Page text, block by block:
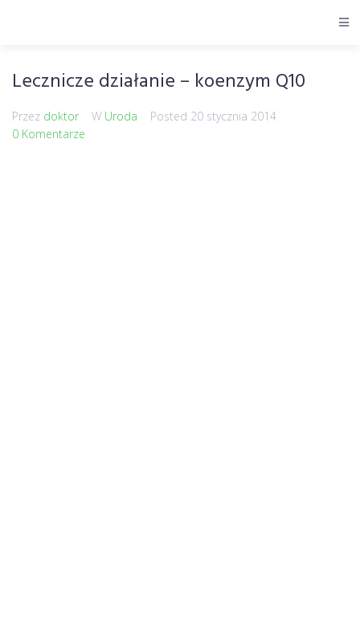
Lecznicze działanie – koenzym Q10
Przez doktor W Uroda Posted 20 stycznia 2014
0 Komentarze